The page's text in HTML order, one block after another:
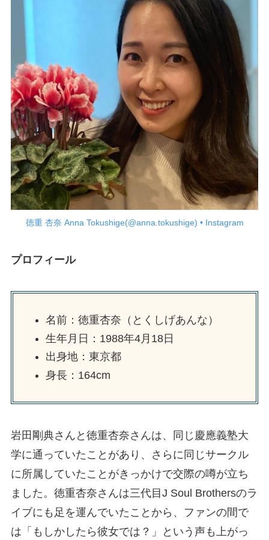
徳重 杏奈 Anna Tokushige(@anna.tokushige) • Instagram
プロフィール
名前：徳重杏奈（とくしげあんな）
生年月日：1988年4月18日
出身地：東京都
身長：164cm
岩田剛典さんと徳重杏奈さんは、同じ慶應義塾大
学に通っていたことがあり、さらに同じサークル
に所属していたことがきっかけで交際の噂が立ち
ました。徳重杏奈さんは三代目J Soul Brothersのラ
イブにも足を運んでいたことから、ファンの間で
は「もしかしたら彼女では？」という声も上がっ